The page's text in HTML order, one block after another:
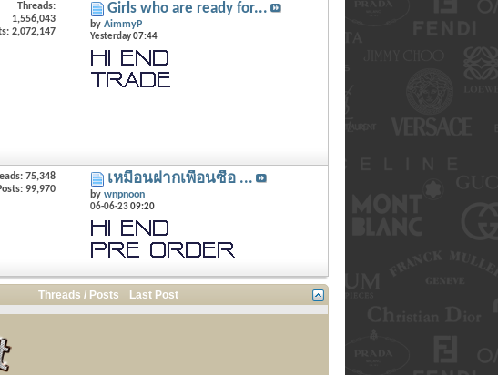
Threads:
1,556,043
2,072,147
Girls who are ready for...
by AimmyP
Yesterday07:44
75,348
99,970
เหมือนฝากเพื่อนซื้อ ...
by wnpnoon
06-06-2309:20
Threads / Posts Last Post